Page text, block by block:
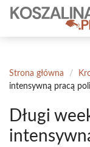
Przejdź
treści
Strona główna /
intensywną pracą
Długi